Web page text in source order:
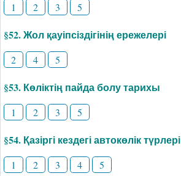
1 2 3 5
§52. Жол қауіпсіздігінің ережелері
2 4 5
§53. Көліктің пайда болу тарихы
1 2 3 5
§54. Қазіргі кездегі автокөлік түрлері
1 2 3 4 5